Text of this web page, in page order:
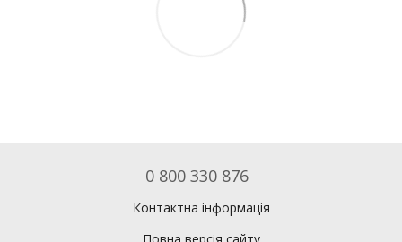
0 800 330 876
Контактна інформація